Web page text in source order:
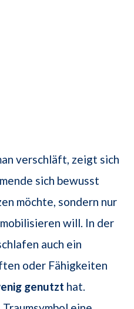
verschläft, zeigt sich
sich bewusst
möchte, sondern nur
will. In der
auch ein
oder Fähigkeiten
genutzt hat.